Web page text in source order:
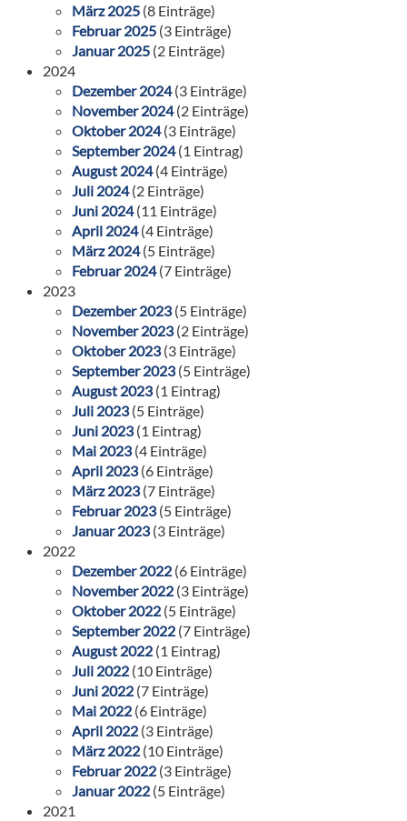
März 2025 (8 Einträge)
Februar 2025 (3 Einträge)
Januar 2025 (2 Einträge)
2024
Dezember 2024(3 Einträge)
November 2024(2 Einträge)
Oktober 2024(3 Einträge)
September 2024(1 Eintrag)
August 2024(4 Einträge)
Juli 2024(2 Einträge)
Juni 2024(11 Einträge)
April 2024(4 Einträge)
März 2024(5 Einträge)
Februar 2024(7 Einträge)
2023
Dezember 2023(5 Einträge)
November 2023(2 Einträge)
Oktober 2023(3 Einträge)
September 2023(5 Einträge)
August 2023(1 Eintrag)
Juli 2023(5 Einträge)
Juni 2023(1 Eintrag)
Mai 2023(4 Einträge)
April 2023(6 Einträge)
März 2023(7 Einträge)
Februar 2023(5 Einträge)
Januar 2023(3 Einträge)
2022
Dezember 2022 (6 Einträge)
November 2022 (3 Einträge)
Oktober 2022 (5 Einträge)
September 2022 (7 Einträge)
August 2022 (1 Eintrag)
Juli 2022 (10 Einträge)
Juni 2022 (7 Einträge)
Mai 2022 (6 Einträge)
April 2022 (3 Einträge)
März 2022 (10 Einträge)
Februar 2022 (3 Einträge)
Januar 2022 (5 Einträge)
2021